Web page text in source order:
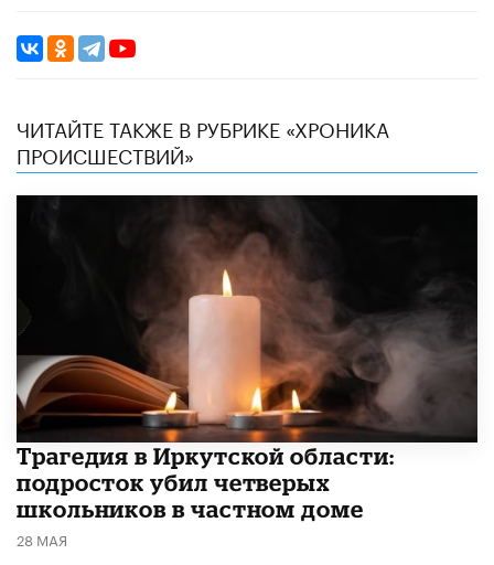
ЧИТАЙТЕ ТАКЖЕ В РУБРИКЕ «ХРОНИКА
ПРОИСШЕСТВИЙ»
Трагедия в Иркутской области:
подросток убил четверых
школьников в частном доме
28 МАЯ